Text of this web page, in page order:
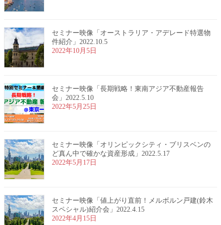
セミナー映像「オーストラリア・アデレード特選物
件紹介」2022.10.5
2022年10月5日
セミナー映像「長期戦略！東南アジア不動産報告
会」2022.5.10
2022年5月25日
セミナー映像「オリンピックシティ・ブリスベンの
ど真ん中で確かな資産形成」2022.5.17
2022年5月17日
セミナー映像「値上がり直前！メルボルン戸建(鈴木
スペシャル)紹介会」2022.4.15
2022年4月15日